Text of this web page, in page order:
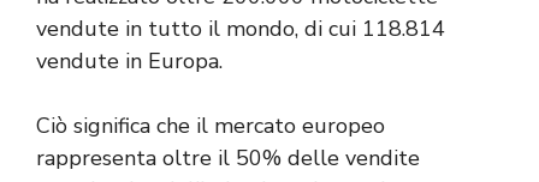
vendute in tutto il mondo, di cui 118.814
vendute in Europa.
Ciò significa che il mercato europeo
rappresenta oltre il 50% delle vendite